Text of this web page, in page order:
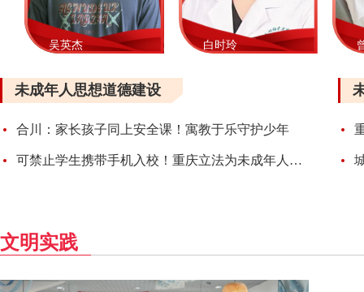
吴英杰 白时玲
未成年人思想道德建设
合川：家长孩子同上安全课！寓教于乐守护少年
可禁止学生携带手机入校！重庆立法为未成年人筑“防火墙”9月1日起施行
文明实践